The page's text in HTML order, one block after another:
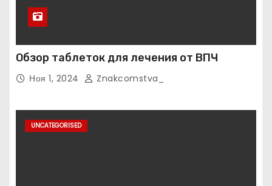
Обзор таблеток для лечения от ВПЧ
Ноя 1, 2024 Znakcomstva_
UNCATEGORISED